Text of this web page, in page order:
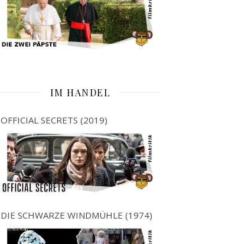
IM HANDEL
OFFICIAL SECRETS (2019)
DIE SCHWARZE WINDMÜHLE (1974)